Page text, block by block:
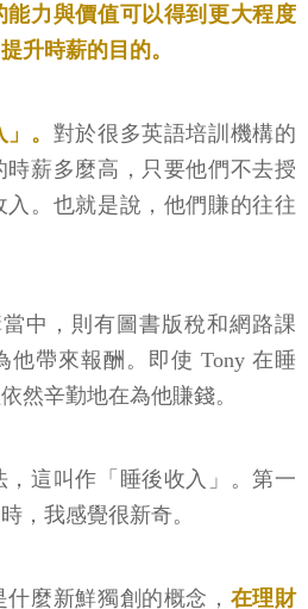
力與價值可以得到更大程度
升時薪的目的。
。 對於很多英語培訓機構的
薪多麼高，只要他們不去授
。也就是說，他們賺的往往
中，則有圖書版稅和網路課
他帶來報酬。即使 Tony 在睡
然辛勤地在為他賺錢。
這叫作「睡後收入」。第一
，我感覺很新奇。
麼新鮮獨創的概念， 在理財